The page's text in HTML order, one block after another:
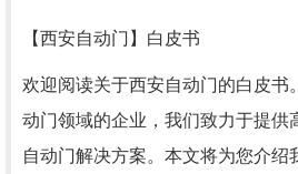
【西安自动门】白皮书
欢迎阅读关于西安自动门的白皮书
动门领域的企业，我们致力于提供
自动门解决方案。本文将为您介绍